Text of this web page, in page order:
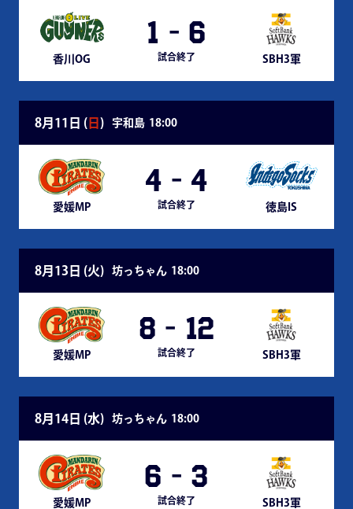
香川OG
1 - 6
試合終了 SBH3軍
8月11日 ( 日 ) 宇和島 18:00
愛媛MP
4 - 4
試合終了 徳島IS
8月13日 (火) 坊っちゃん 18:00
愛媛MP
8 - 12
試合終了 SBH3軍
8月14日 (水) 坊っちゃん 18:00
愛媛MP
6 - 3
試合終了 SBH3軍